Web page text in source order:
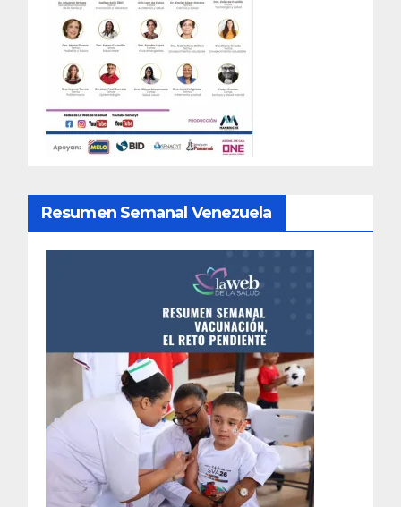
Resumen Semanal Venezuela